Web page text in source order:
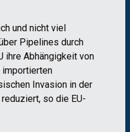
und nicht viel
Pipelines durch
ihre Abhängigkeit von
importierten
Invasion in der
so die EU-